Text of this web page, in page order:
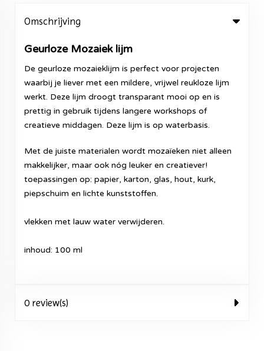
Omschrijving
Geurloze Mozaiek lijm
De geurloze mozaieklijm is perfect voor projecten
waarbij je liever met een mildere, vrijwel reukloze lijm
werkt. Deze lijm droogt transparant mooi op en is
prettig in gebruik tijdens langere workshops of
creatieve middagen. Deze lijm is op waterbasis.
Met de juiste materialen wordt mozaïeken niet alleen
makkelijker, maar ook nóg leuker en creatiever!
toepassingen op: papier, karton, glas, hout, kurk,
piepschuim en lichte kunststoffen.
vlekken met lauw water verwijderen.
inhoud: 100 ml
0 review(s)